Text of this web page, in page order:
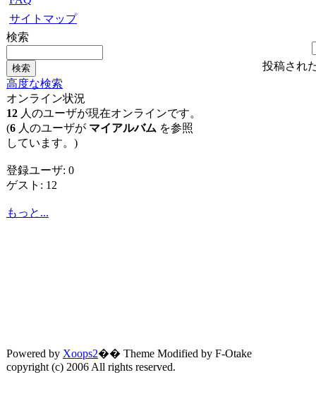
サイトマップ
検索
高度な検索
オンライン状況
12 人のユーザが現在オンラインです。
(6 人のユーザが マイアルバム を参照
しています。)
登録ユーザ: 0
ゲスト: 12
もっと...
投稿され
Powered by Xoops2�� Theme Modified by F-Otake
copyright (c) 2006 All rights reserved.